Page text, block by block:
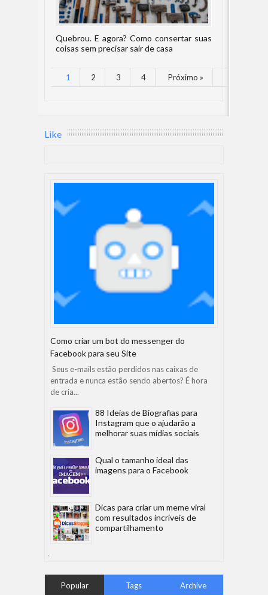
Quebrou. E agora? Como consertar suas
coisas sem precisar sair de casa
1 2 3 4 Próximo »
Like
Como criar um bot do messenger do
Facebook para seu Site
Seus e-mails estão perdidos nas caixas de
entrada e nunca estão sendo abertos? É hora
de cria...
88 Ideias de Biografias para
Instagram que o ajudarão a
melhorar suas mídias sociais
Qual o tamanho ideal das
imagens para o Facebook
Dicas para criar um meme viral
com resultados incríveis de
compartilhamento
Popular Tags Archive